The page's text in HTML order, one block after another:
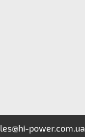
power.com.ua